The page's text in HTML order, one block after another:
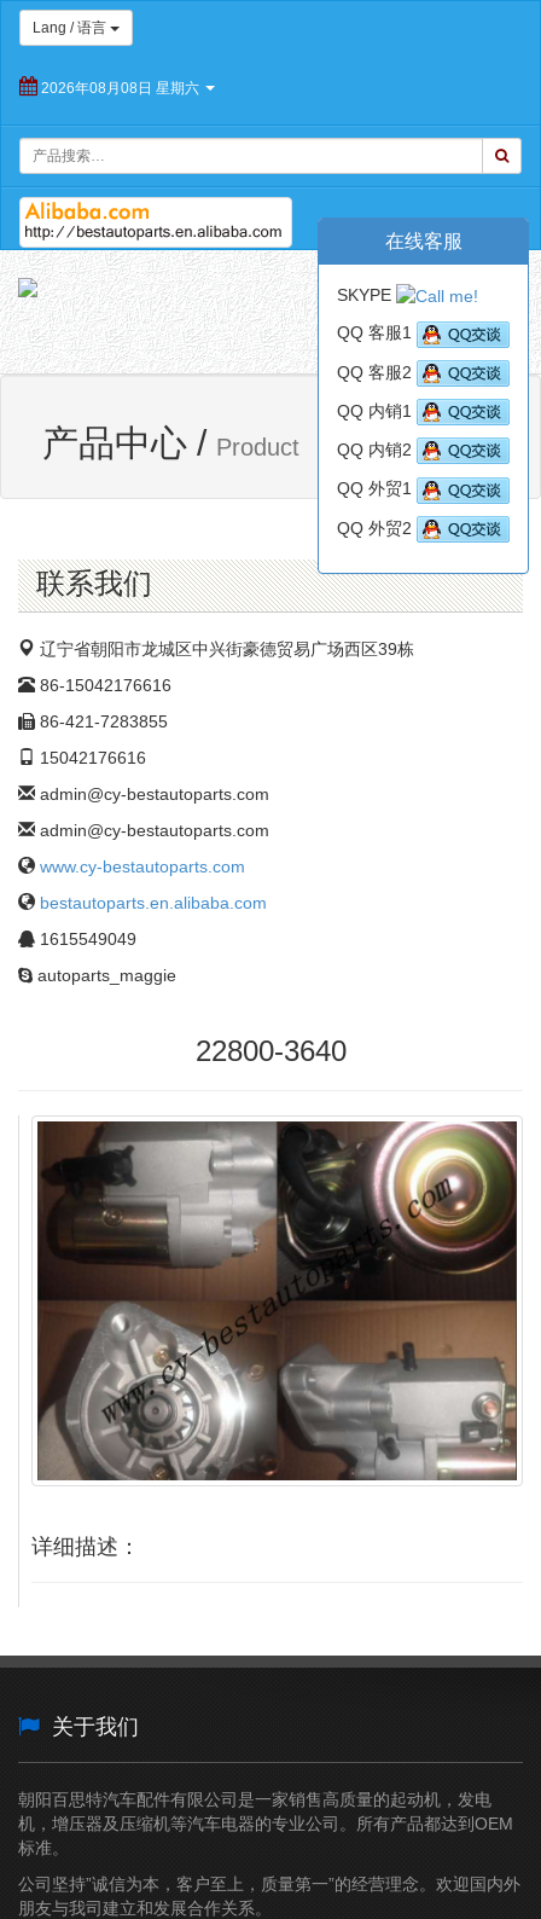
Lang / 语言
2026年08月08日 星期六
朝
阳
百
思
特
车
配
有
司
产品中心 / Product
网站首页 产品中心
联系我们
辽宁省朝阳市龙城区中兴街豪德贸易广场西区39栋
86-15042176616
86-421-7283855
15042176616
admin@cy-bestautoparts.com
admin@cy-bestautoparts.com
www.cy-bestautoparts.com
bestautoparts.en.alibaba.com
1615549049
autoparts_maggie
22800-3640
详细描述：
关于我们
朝阳百思特汽车配件有限公司是一家销售高质量的起动机，发电
机，增压器及压缩机等汽车电器的专业公司。所有产品都达到OEM
标准。
公司坚持”诚信为本，客户至上，质量第一”的经营理念。欢迎国内外
朋友与我司建立和发展合作关系。
在线客服
SKYPE
QQ 客服1
QQ 客服2
QQ 内销1
QQ 内销2
QQ 外贸1
QQ 外贸2